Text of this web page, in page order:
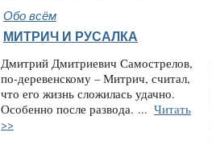
Обо всём
МИТРИЧ И РУСАЛКА
Дмитрий Дмитриевич Самострелов,
по-деревенскому – Митрич, считал,
что его жизнь сложилась удачно.
Особенно после развода. ... Читать
>>